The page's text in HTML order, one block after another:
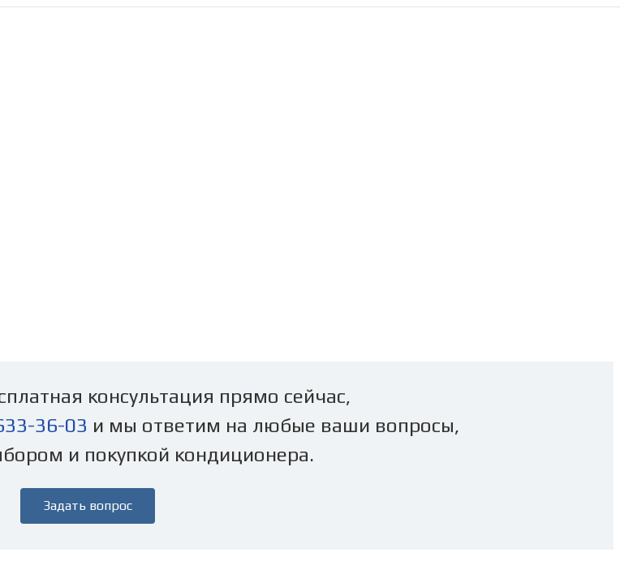
консультация прямо сейчас,
36-03 и мы ответим на любые ваши вопросы,
и покупкой кондиционера.
Задать вопрос